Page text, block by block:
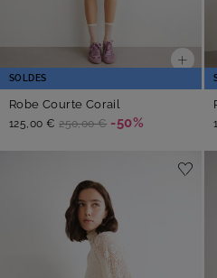
SOLDES
Robe Courte Corail
125,00 € 250,00 € -50%